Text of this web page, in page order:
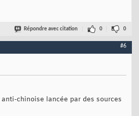
Répondre avec citation 0 0
#6
chinoise lancée par des sources